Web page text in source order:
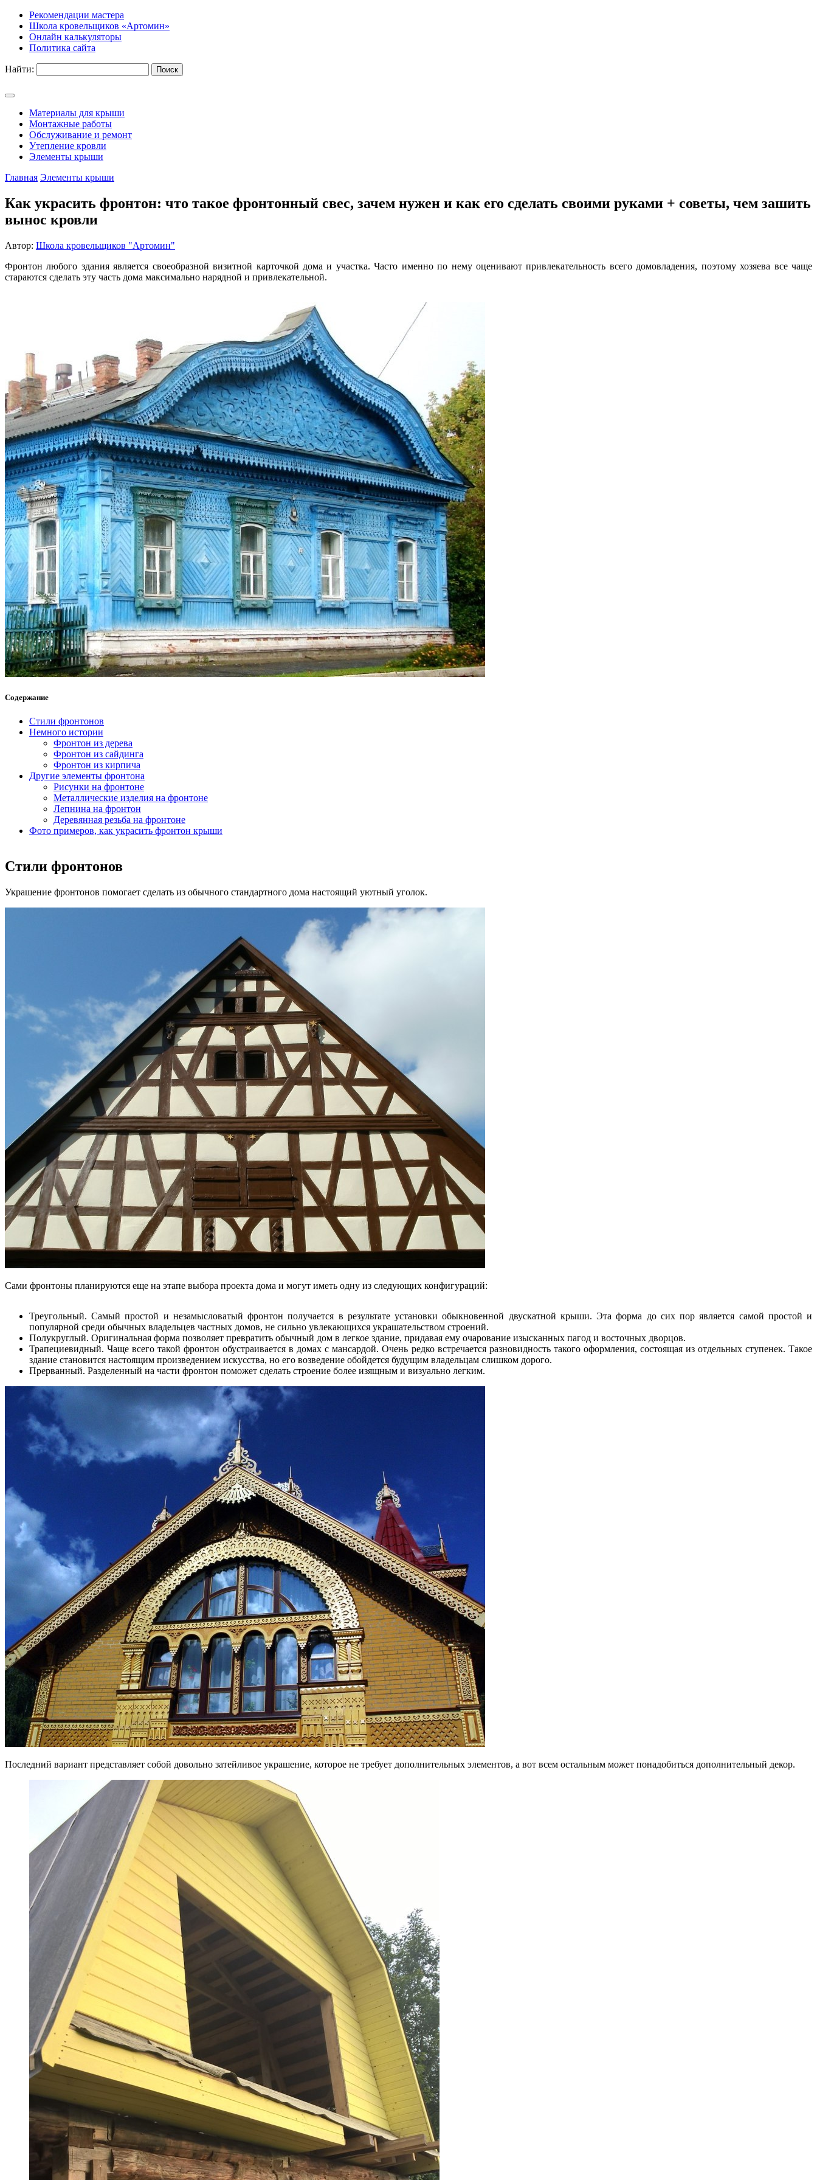
Рекомендации мастера
Школа кровельщиков «Артомин»
Онлайн калькуляторы
Политика сайта
Найти:
Материалы для крыши
Монтажные работы
Обслуживание и ремонт
Утепление кровли
Элементы крыши
Главная Элементы крыши
Как украсить фронтон: что такое фронтонный свес, зачем нужен и как его сделать своими руками + советы, чем зашить
вынос кровли
Автор: Школа кровельщиков "Артомин"
Фронтон любого здания является своеобразной визитной карточкой дома и участка. Часто именно по нему оценивают привлекательность всего домовладения, поэтому хозяева все чаще
стараются сделать эту часть дома максимально нарядной и привлекательной.
Содержание
Стили фронтонов
Немного истории
Фронтон из дерева
Фронтон из сайдинга
Фронтон из кирпича
Другие элементы фронтона
Рисунки на фронтоне
Металлические изделия на фронтоне
Лепнина на фронтон
Деревянная резьба на фронтоне
Фото примеров, как украсить фронтон крыши
Стили фронтонов
Украшение фронтонов помогает сделать из обычного стандартного дома настоящий уютный уголок.
Сами фронтоны планируются еще на этапе выбора проекта дома и могут иметь одну из следующих конфигураций:
Треугольный. Самый простой и незамысловатый фронтон получается в результате установки обыкновенной двускатной крыши. Эта форма до сих пор является самой простой и
популярной среди обычных владельцев частных домов, не сильно увлекающихся украшательством строений.
Полукруглый. Оригинальная форма позволяет превратить обычный дом в легкое здание, придавая ему очарование изысканных пагод и восточных дворцов.
Трапециевидный. Чаще всего такой фронтон обустраивается в домах с мансардой. Очень редко встречается разновидность такого оформления, состоящая из отдельных ступенек. Такое
здание становится настоящим произведением искусства, но его возведение обойдется будущим владельцам слишком дорого.
Прерванный. Разделенный на части фронтон поможет сделать строение более изящным и визуально легким.
Последний вариант представляет собой довольно затейливое украшение, которое не требует дополнительных элементов, а вот всем остальным может понадобиться дополнительный декор.